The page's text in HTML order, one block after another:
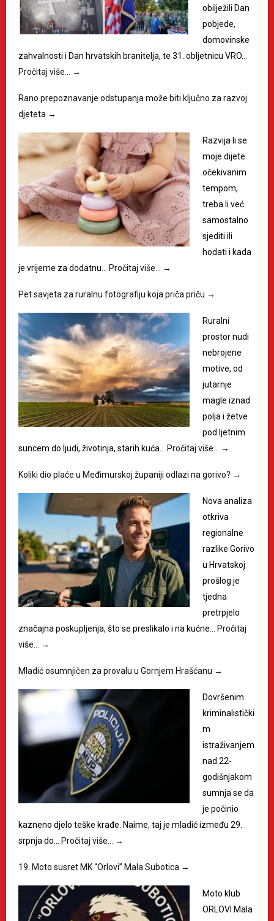
obilježili Dan
pobjede,
domovinske
zahvalnosti i Dan hrvatskih branitelja, te 31. obljetnicu VRO…
Pročitaj više…
→
Rano prepoznavanje odstupanja može biti ključno za razvoj
djeteta →
Razvija li se
moje dijete
očekivanim
tempom,
treba li već
samostalno
sjediti ili
hodati i kada
je vrijeme za dodatnu…
Pročitaj više… →
Pet savjeta za ruralnu fotografiju koja priča priču →
Ruralni
prostor nudi
nebrojene
motive, od
jutarnje
magle iznad
polja i žetve
pod ljetnim
suncem do ljudi, životinja, starih kuća…
Pročitaj više… →
Koliki dio plaće u Međimurskoj županiji odlazi na gorivo? →
Nova analiza
otkriva
regionalne
razlike Gorivo
u Hrvatskoj
prošlog je
tjedna
pretrpjelo
značajna poskupljenja, što se preslikalo i na kućne…
Pročitaj
više…
→
Mladić osumnjičen za provalu u Gornjem Hrašćanu →
Dovršenim
kriminalistički
m
istraživanjem
nad 22-
godišnjakom
sumnja se da
je počinio
kazneno djelo teške krađe. Naime, taj je mladić između 29.
srpnja do…
Pročitaj više… →
19. Moto susret MK “Orlovi” Mala Subotica →
Moto klub
ORLOVI Mala